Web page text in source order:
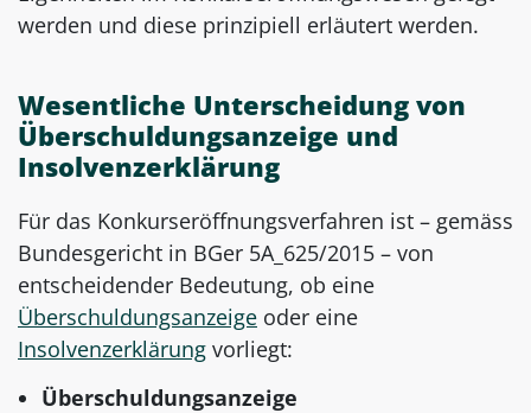
werden und diese prinzipiell erläutert werden.
Wesentliche Unterscheidung von
Überschuldungsanzeige und
Insolvenzerklärung
Für das Konkurseröffnungsverfahren ist – gemäss
Bundesgericht in BGer 5A_625/2015 – von
entscheidender Bedeutung, ob eine
Überschuldungsanzeige oder eine
Insolvenzerklärung vorliegt:
Überschuldungsanzeige